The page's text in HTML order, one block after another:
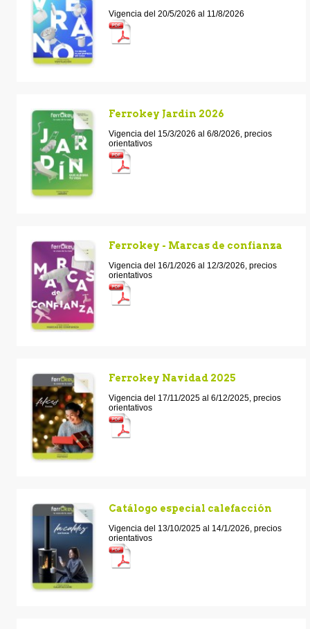
Vigencia del 20/5/2026 al 11/8/2026
Ferrokey Jardin 2026
Vigencia del 15/3/2026 al 6/8/2026, precios
orientativos
Ferrokey - Marcas de confianza
Vigencia del 16/1/2026 al 12/3/2026, precios
orientativos
Ferrokey Navidad 2025
Vigencia del 17/11/2025 al 6/12/2025, precios
orientativos
Catálogo especial calefacción
Vigencia del 13/10/2025 al 14/1/2026, precios
orientativos